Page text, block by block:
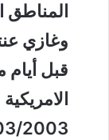
المناطق
قبل أيام